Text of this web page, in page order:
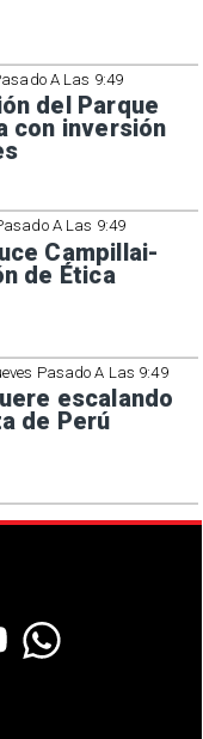
A Las 9:49
del Parque
con inversión
A Las 9:49
Campillai-
de Ética
Pasado A Las 9:49
escalando
de Perú